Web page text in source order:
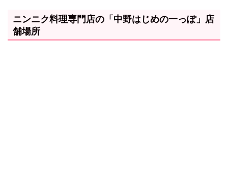
ニンニク料理専門店の「中野はじめの一っぽ」店
舗場所